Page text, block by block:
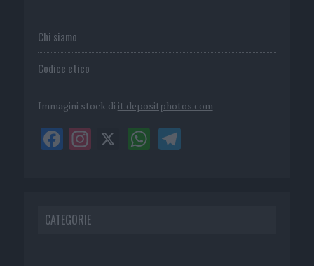
Chi siamo
Codice etico
Immagini stock di it.depositphotos.com
CATEGORIE